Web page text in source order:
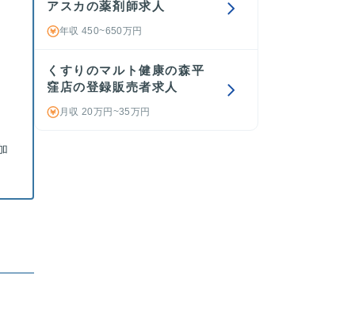
アスカの薬剤師求人
年収 450~650万円
くすりのマルト健康の森平
窪店の登録販売者求人
月収 20万円~35万円